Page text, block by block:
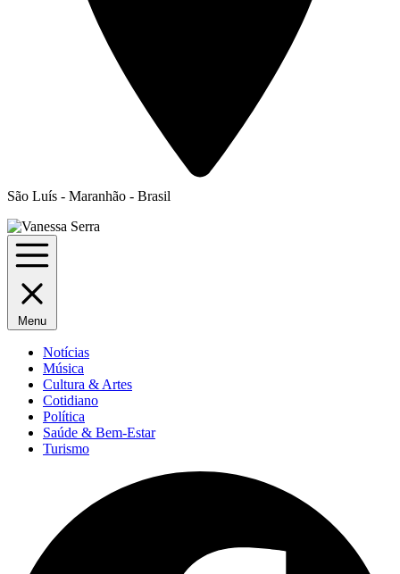
São Luís - Maranhão - Brasil
Menu
Notícias
Música
Cultura & Artes
Cotidiano
Política
Saúde & Bem-Estar
Turismo